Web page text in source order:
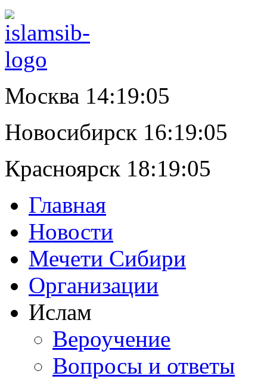
Москва 14:19:05
Новосибирск 16:19:05
Красноярск 18:19:05
Главная
Новости
Мечети Сибири
Организации
Ислам
Вероучение
Вопросы и ответы